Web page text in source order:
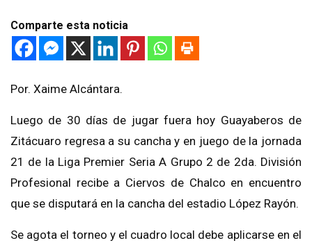
Comparte esta noticia
Por. Xaime Alcántara.
Luego de 30 días de jugar fuera hoy Guayaberos de
Zitácuaro regresa a su cancha y en juego de la jornada
21 de la Liga Premier Seria A Grupo 2 de 2da. División
Profesional recibe a Ciervos de Chalco en encuentro
que se disputará en la cancha del estadio López Rayón.
Se agota el torneo y el cuadro local debe aplicarse en el